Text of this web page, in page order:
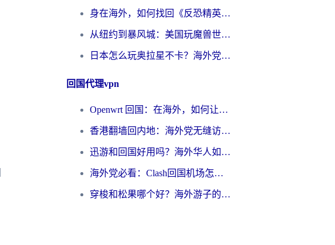
身在海外，如何找回《反恐精英：全球攻势》国服的丝滑手感？一份给你的终极指南
从纽约到暴风城：美国玩魔兽世界，如何找到你的最佳网络航线
日本怎么玩奥拉星不卡？海外党国服游戏加速器选择全攻略
回国代理vpn
Openwrt 回国：在海外，如何让家的网络触手可及
香港翻墙回内地：海外党无缝访问国内资源的加速器选择全攻略
迅游和回国好用吗？海外华人如何选择靠谱的回国加速器
海外党必看：Clash回国机场怎么选？一篇搞定无缝访问国内资源的全攻略
穿梭和松果哪个好？海外游子的数字归乡路，到底该怎么选